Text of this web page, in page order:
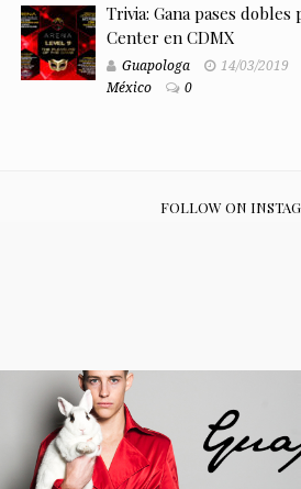
Trivia: Gana pases dobles
Center en CDMX
Guapologa 14/03/2019
México
0
FOLLOW ON